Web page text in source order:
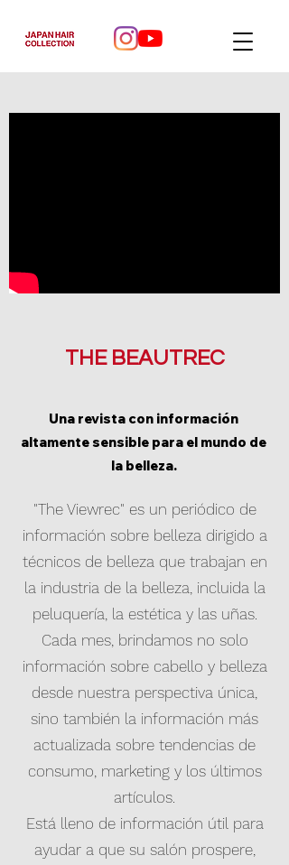
THE BEAUTREC
Una revista con información
altamente sensible para el mundo de
la belleza.
"The Viewrec" es un periódico de
información sobre belleza dirigido a
técnicos de belleza que trabajan en
la industria de la belleza, incluida la
peluquería, la estética y las uñas.
Cada mes, brindamos no solo
información sobre cabello y belleza
desde nuestra perspectiva única,
sino también la información más
actualizada sobre tendencias de
consumo, marketing y los últimos
artículos.
Está lleno de información útil para
ayudar a que su salón prospere,